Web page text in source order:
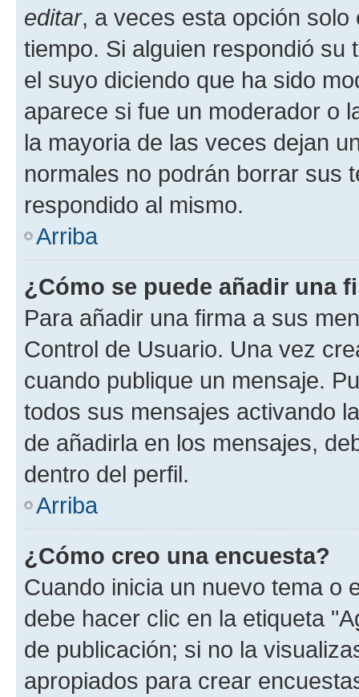
editar, a veces esta opción
tiempo. Si alguien respondió su
el suyo diciendo que ha sido
aparece si fue un moderador o
la mayoria de las veces dejan
normales no podrán borrar sus
respondido al mismo.
Arriba
¿Cómo se puede añadir una
Para añadir una firma a sus
Control de Usuario. Una vez
cuando publique un mensaje.
todos sus mensajes activando
de añadirla en los mensajes,
dentro del perfil.
Arriba
¿Cómo creo una encuesta?
Cuando inicia un nuevo tema o
debe hacer clic en la etiqueta
de publicación; si no la
apropiados para crear